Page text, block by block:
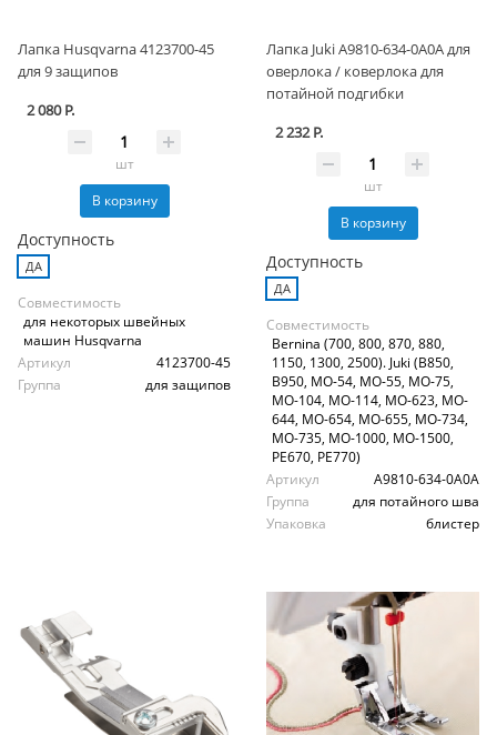
Лапка Husqvarna 4123700-45
для 9 защипов
2 080 Р.
шт
В корзину
Доступность
ДА
Совместимость
для некоторых швейных
машин Husqvarna
Артикул
4123700-45
Группа
для защипов
Лапка Juki A9810-634-0A0A для
оверлока / коверлока для
потайной подгибки
2 232 Р.
шт
В корзину
Доступность
ДА
Совместимость
Bernina (700, 800, 870, 880,
1150, 1300, 2500). Juki (B850,
B950, MO-54, MO-55, MO-75,
MO-104, MO-114, MO-623, MO-
644, MO-654, MO-655, MO-734,
MO-735, MO-1000, MO-1500,
PE670, PE770)
Артикул
A9810-634-0А0А
Группа
для потайного шва
Упаковка
блистер